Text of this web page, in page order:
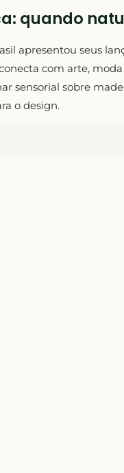
quando
apresentou seus
com arte,
sensorial sobre
o design.